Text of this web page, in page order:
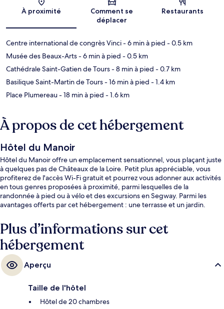
Carte
À proximité
Comment se
déplacer
Restaurants
Centre international de congrès Vinci- 6 min à pied - 0.5 km
Musée des Beaux-Arts- 6 min à pied - 0.5 km
Cathédrale Saint-Gatien de Tours- 8 min à pied - 0.7 km
Basilique Saint-Martin de Tours- 16 min à pied - 1.4 km
Place Plumereau- 18 min à pied - 1.6 km
À propos de cet hébergement
Hôtel du Manoir
Hôtel du Manoir offre un emplacement sensationnel, vous plaçant juste
à quelques pas de Châteaux de la Loire. Petit plus appréciable, vous
profiterez de l'accès Wi-Fi gratuit et pourrez vous adonner aux activités
en tous genres proposées à proximité, parmi lesquelles de la
randonnée à pied ou à vélo et des excursions en Segway. Parmi les
avantages offerts par cet hébergement : une terrasse et un jardin.
Plus d’informations sur cet
hébergement
Aperçu
Taille de l'hôtel
Hôtel de 20 chambres